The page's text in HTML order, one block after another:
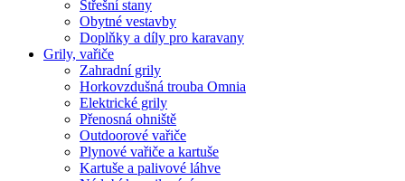
Střešní stany
Obytné vestavby
Doplňky a díly pro karavany
Grily, vařiče
Zahradní grily
Horkovzdušná trouba Omnia
Elektrické grily
Přenosná ohniště
Outdoorové vařiče
Plynové vařiče a kartuše
Kartuše a palivové láhve